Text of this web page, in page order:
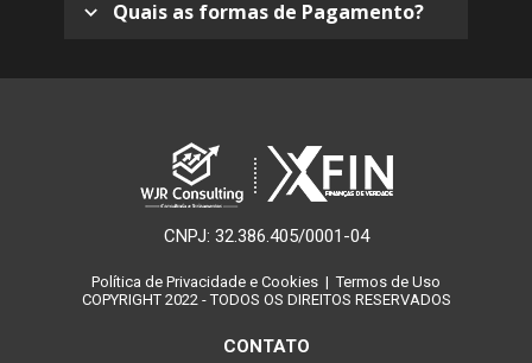
além do computador.
Quais as formas de Pagamento?
Hotmart. Aceitamos cartões de crédito, débito,
CNPJ: 32.386.405/0001-04
Política de Privacidade e Cookies
  |
Termos de Uso
COPYRIGHT 2022 - TODOS OS DIREITOS RESERVADOS
CONTATO